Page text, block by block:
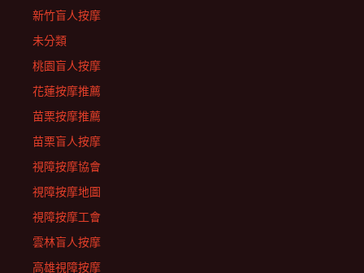
新竹盲人按摩
未分類
桃園盲人按摩
花蓮按摩推薦
苗栗按摩推薦
苗栗盲人按摩
視障按摩協會
視障按摩地圖
視障按摩工會
雲林盲人按摩
高雄視障按摩